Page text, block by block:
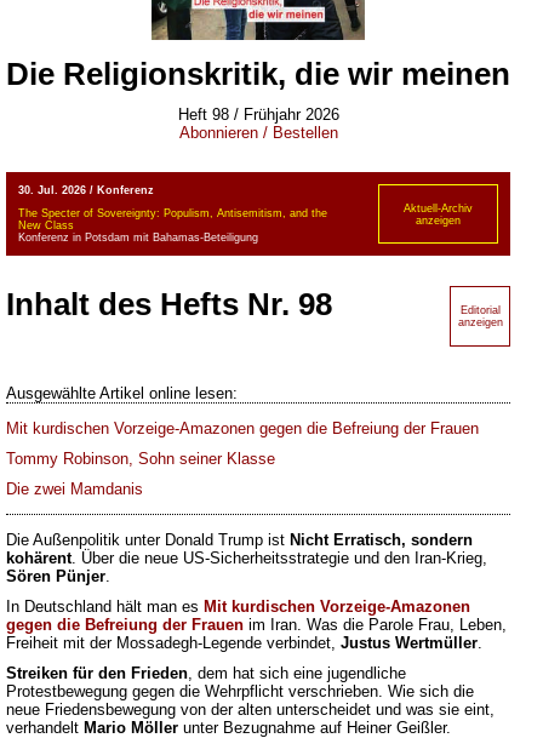
Die Religionskritik, die wir meinen
Heft 98/ Frühjahr 2026
Abonnieren / Bestellen
30. Jul. 2026 / Konferenz
The Specter of Sovereignty: Populism, Antisemitism, and the
New Class
Konferenz in Potsdam mit Bahamas-Beteiligung
Aktuell-Archiv
anzeigen
Inhalt des Hefts Nr. 98
Editorial
anzeigen
Ausgewählte Artikel online lesen:
Mit kurdischen Vorzeige-Amazonen gegen die Befreiung der Frauen
Tommy Robinson, Sohn seiner Klasse
Die zwei Mamdanis
Die Außenpolitik unter Donald Trump ist Nicht Erratisch, sondern
kohärent. Über die neue US-Sicherheitsstrategie und den Iran-Krieg,
Sören Pünjer.
In Deutschland hält man es Mit kurdischen Vorzeige-Amazonen
gegen die Befreiung der Frauen im Iran. Was die Parole Frau, Leben,
Freiheit mit der Mossadegh-Legende verbindet, Justus Wertmüller.
Streiken für den Frieden, dem hat sich eine jugendliche
Protestbewegung gegen die Wehrpflicht verschrieben. Wie sich die
neue Friedensbewegung von der alten unterscheidet und was sie eint,
verhandelt Mario Möller unter Bezugnahme auf Heiner Geißler.